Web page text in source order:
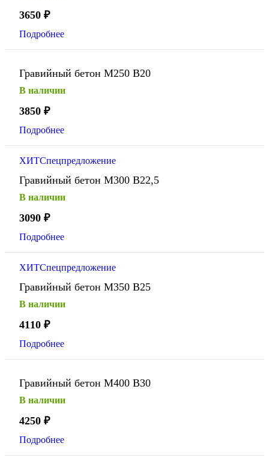
3650 ₽
Подробнее
Гравийный бетон М250 В20
В наличии
3850 ₽
Подробнее
ХИТСпецпредложение
Гравийный бетон М300 В22,5
В наличии
3090 ₽
Подробнее
ХИТСпецпредложение
Гравийный бетон М350 В25
В наличии
4110 ₽
Подробнее
Гравийный бетон М400 В30
В наличии
4250 ₽
Подробнее